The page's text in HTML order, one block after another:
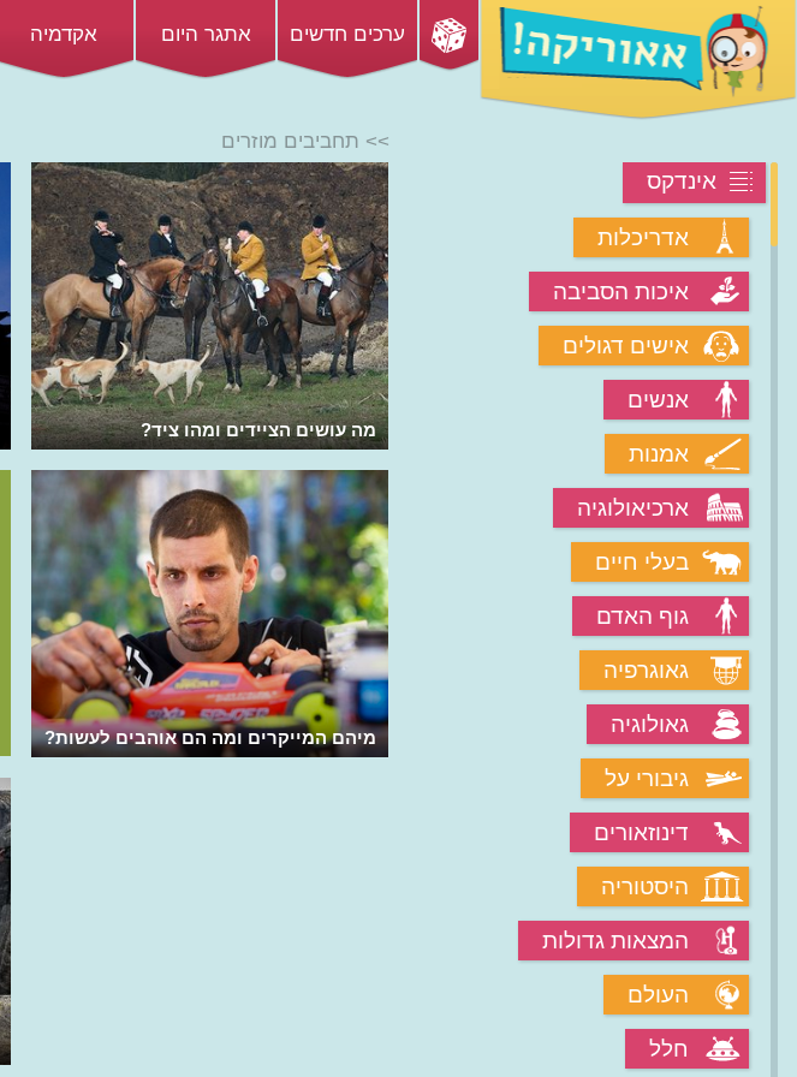
ערכים חדשים אתגר היום אקדמיה
אינדקס
אדריכלות
איכות הסביבה
אישים דגולים
אנשים
אמנות
ארכיאולוגיה
בעלי חיים
גוף האדם
גאוגרפיה
גאולוגיה
גיבורי על
דינוזאורים
היסטוריה
המצאות גדולות
העולם
חלל
>> תחביבים מוזרים
מה עושים הציידים ומהו ציד?
מיהם המייקרים ומה הם אוהבים לעשות?